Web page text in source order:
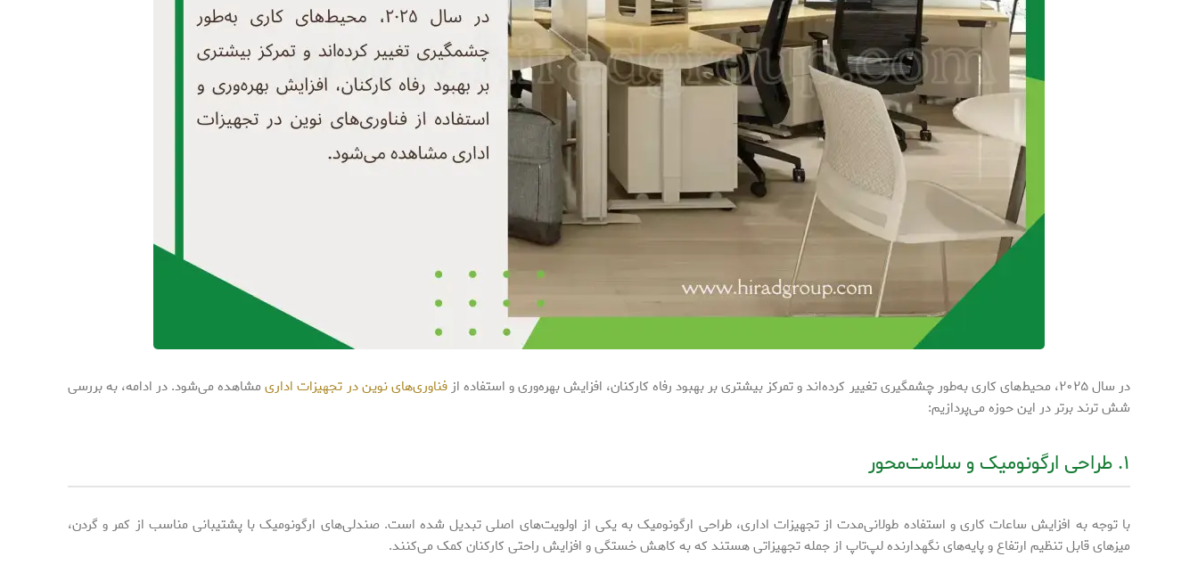
در سال ۲۰۲۵، محیط‌های کاری به‌طور چشمگیری تغییر کرده‌اند و تمرکز بیشتری بر بهبود رفاه کارکنان، افزایش بهره‌وری و استفاده از فناوری‌های نوین در تجهیزات اداریمشاهده می‌شود. در ادامه، به بررسی
شش ترند برتر در این حوزه می‌پردازیم:
۱. طراحی ارگونومیک و سلامت‌محور
با توجه به افزایش ساعات کاری و استفاده طولانی‌مدت از تجهیزات اداری، طراحی ارگونومیک به یکی از اولویت‌های اصلی تبدیل شده است. صندلی‌های ارگونومیک با پشتیبانی مناسب از کمر و گردن،
میزهای قابل تنظیم ارتفاع و پایه‌های نگهدارنده لپ‌تاپ از جمله تجهیزاتی هستند که به کاهش خستگی و افزایش راحتی کارکنان کمک می‌کنند.